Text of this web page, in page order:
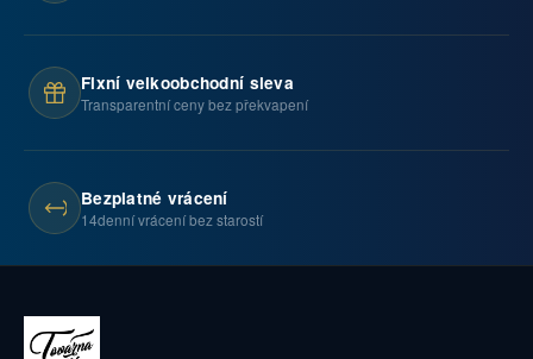
Fixní velkoobchodní sleva
Transparentní ceny bez překvapení
Bezplatné vrácení
14denní vrácení bez starostí